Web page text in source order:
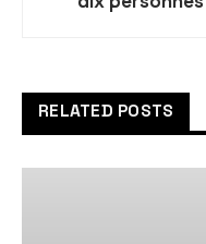
RELATED POSTS